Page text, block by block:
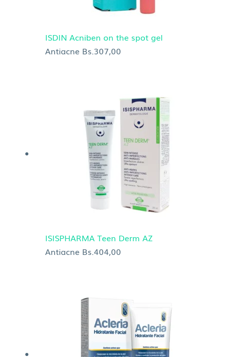
ISDIN Acniben on the spot gel
Antiacne Bs.307,00
ISISPHARMA Teen Derm AZ
Antiacne Bs.404,00